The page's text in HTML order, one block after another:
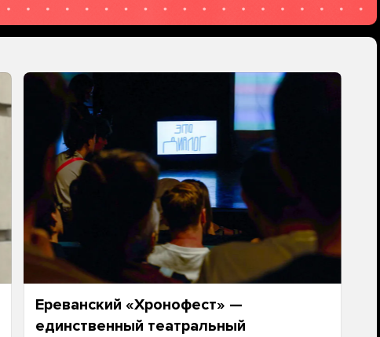
Ереванский «Хронофест» —
единственный театральный